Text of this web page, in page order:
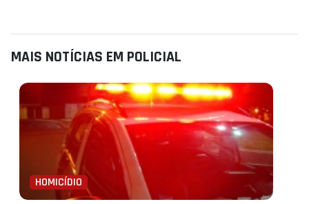
MAIS NOTÍCIAS EM POLICIAL
HOMICÍDIO